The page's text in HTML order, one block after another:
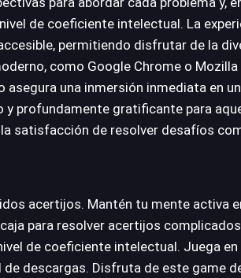
de coeficiente intelectual. La
permitiendo disfrutar de la
como Google Chrome o Mozilla
asegura una inmersión inmediata en
y profundamente gratificante para
satisfacción de resolver desafíos
acertijos. Mantén tu mente activa
para resolver acertijos
de coeficiente intelectual. Juega en
descargas. Disfruta de este game